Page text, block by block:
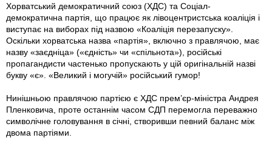
Хорватський демократичний союз (ХДС) та Соціал-
демократична партія, що працює як лівоцентристська коаліція і
виступає на ви­борах під назвою «Коаліція перезапуску».
Оскільки хорватська назва «партія», включно з правлячою, має
назву «заєдніца» («єдність» чи «спільнота»), російські
пропагандисти частенько пропускають у цій оригінальній назві
букву «є». «Великий і могучій» російський гумор!
Нинішньою правлячою партією є ХДС прем’єр-міністра Андрея
Пленковича, проте останнім часом СДП перемогла переважно
символічне головування в січні, створивши певний баланс між
двома партіями.